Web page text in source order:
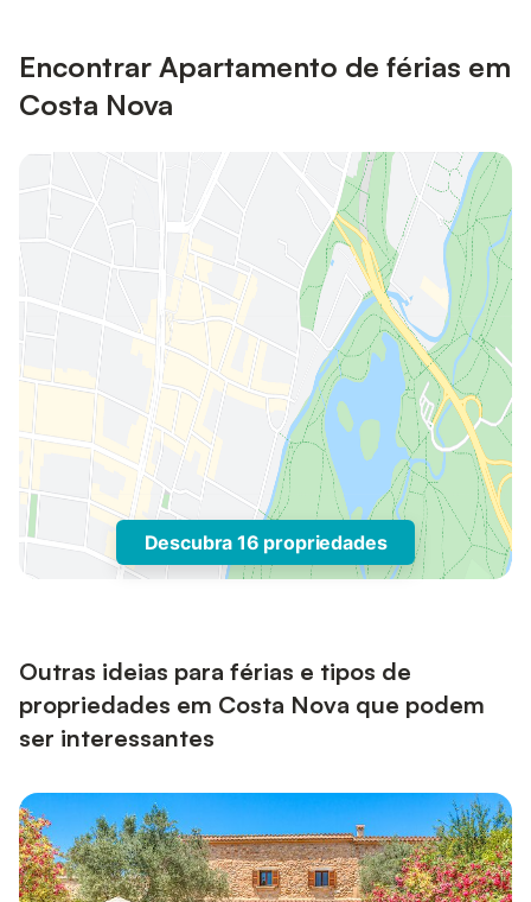
Encontrar Apartamento de férias em
Costa Nova
Descubra 16 propriedades
Outras ideias para férias e tipos de
propriedades em Costa Nova que podem
ser interessantes